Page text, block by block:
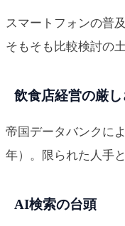
スマートフォンの普
そもそも比較検討の
飲食店経営の厳し
帝国データバンクに
年）。限られた人手
AI検索の台頭